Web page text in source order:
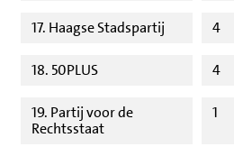
17. Haagse Stadspartij 4
18. 50PLUS 4
19. Partij voor de
Rechtsstaat
1